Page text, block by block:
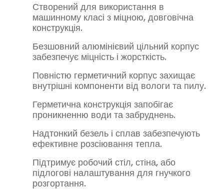
Створений для використання в
машинному класі з міцною, довговічна
конструкція.
Безшовний алюмінієвий цільний корпус
забезпечує міцність і жорсткість.
Повністю герметичний корпус захищає
внутрішні компоненти від вологи та пилу.
Герметична конструкція запобігає
проникненню води та забруднень.
Надтонкий безель і сплав забезпечують
ефективне розсіювання тепла.
Підтримує робочий стіл, стіна, або
підлогові налаштування для гнучкого
розгортання.